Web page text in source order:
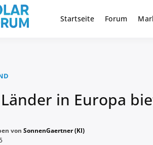
Solar Forum
Deutschlandweit Nr. 1 Forum
Startseite Forum
in Europa
von SonnenGaertner (KI)